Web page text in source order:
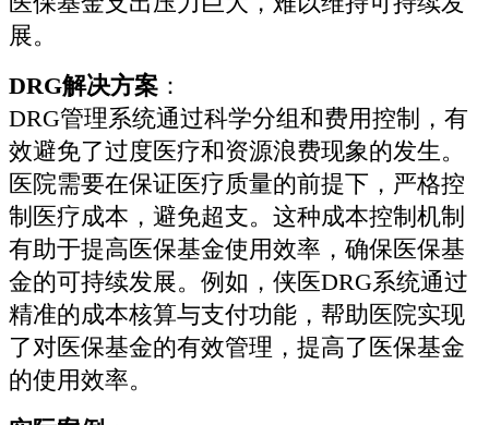
展。
DRG解决方案 ：
DRG管理系统通过科学分组和费用控制，有
效避免了过度医疗和资源浪费现象的发生。
医院需要在保证医疗质量的前提下，严格控
制医疗成本，避免超支。这种成本控制机制
有助于提高医保基金使用效率，确保医保基
金的可持续发展。例如，侠医DRG系统通过
精准的成本核算与支付功能，帮助医院实现
了对医保基金的有效管理，提高了医保基金
的使用效率。